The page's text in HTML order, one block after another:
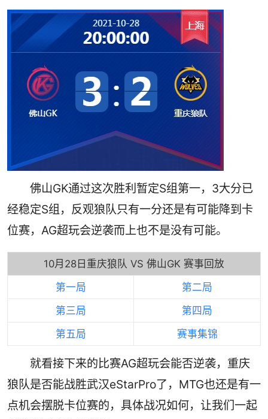
佛山GK通过这次胜利暂定S组第一，3大分已
经稳定S组，反观狼队只有一分还是有可能降到卡
位赛，AG超玩会逆袭而上也不是没有可能。
10月28日重庆狼队 VS 佛山GK 赛事回放
第一局
第二局
第三局
第四局
第五局
赛事集锦
就看接下来的比赛AG超玩会能否逆袭，重庆
狼队是否能战胜武汉eStarPro了，MTG也还是有一
点机会摆脱卡位赛的，具体战况如何，让我们一起